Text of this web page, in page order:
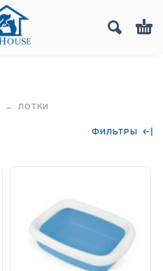
ЛОТКИ
ФИЛЬТРЫ